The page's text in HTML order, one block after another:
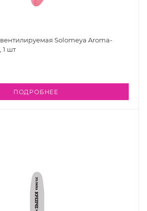
Solomeya Aroma-
1 шт
ПОДРОБНЕЕ